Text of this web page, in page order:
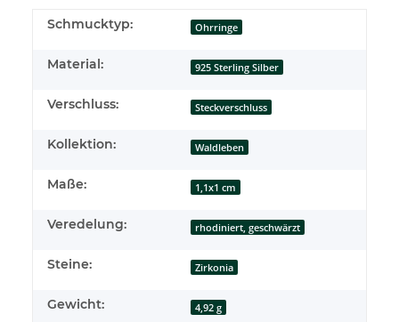
Schmucktyp: Ohrringe
Material: 925 Sterling Silber
Verschluss: Steckverschluss
Kollektion: Waldleben
Maße: 1,1x1 cm
Veredelung: rhodiniert, geschwärzt
Steine: Zirkonia
Gewicht: 4,92 g